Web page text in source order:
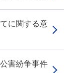
に関する意
害紛争事件